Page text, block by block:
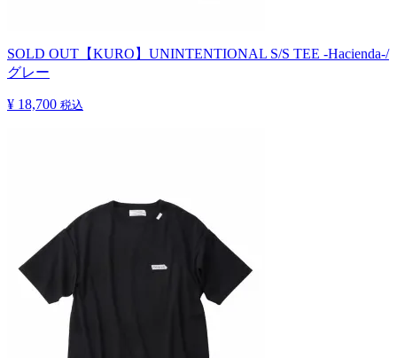
SOLD OUT 【KURO】UNINTENTIONAL S/S TEE -Hacienda-/
グレー
¥ 18,700 税込